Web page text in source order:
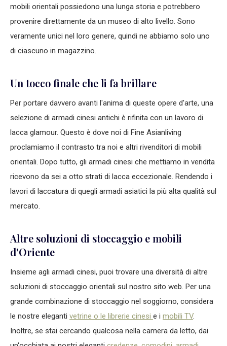
mobili orientali possiedono una lunga storia e potrebbero
provenire direttamente da un museo di alto livello. Sono
veramente unici nel loro genere, quindi ne abbiamo solo uno
di ciascuno in magazzino.
Un tocco finale che li fa brillare
Per portare davvero avanti l'anima di queste opere d'arte, una
selezione di armadi cinesi antichi è rifinita con un lavoro di
lacca glamour. Questo è dove noi di Fine Asianliving
proclamiamo il contrasto tra noi e altri rivenditori di mobili
orientali. Dopo tutto, gli armadi cinesi che mettiamo in vendita
ricevono da sei a otto strati di lacca eccezionale. Rendendo i
lavori di laccatura di quegli armadi asiatici la più alta qualità sul
mercato.
Altre soluzioni di stoccaggio e mobili
d'Oriente
Insieme agli armadi cinesi, puoi trovare una diversità di altre
soluzioni di stoccaggio orientali sul nostro sito web. Per una
grande combinazione di stoccaggio nel soggiorno, considera
le nostre eleganti vetrine o le librerie cinesi e i mobili TV.
Inoltre, se stai cercando qualcosa nella camera da letto, dai